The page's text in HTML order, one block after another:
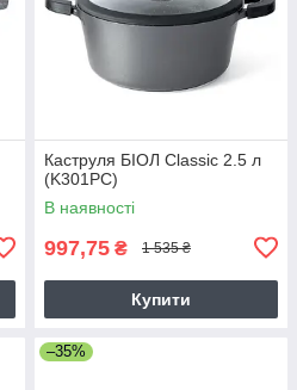
Каструля БІОЛ Classic 2.5 л
(K301PC)
В наявності
997,75 ₴ 1 535 ₴
Купити
–35%